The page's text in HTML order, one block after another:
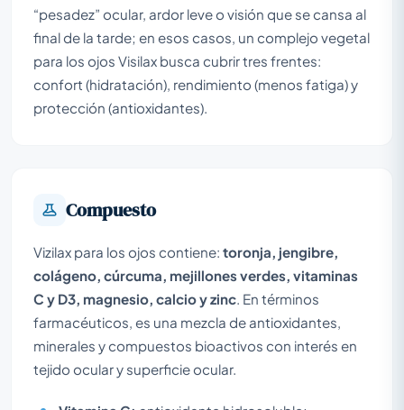
“pesadez” ocular, ardor leve o visión que se cansa al
final de la tarde; en esos casos, un complejo vegetal
para los ojos Visilax busca cubrir tres frentes:
confort (hidratación), rendimiento (menos fatiga) y
protección (antioxidantes).
Compuesto
Vizilax para los ojos contiene: toronja, jengibre,
colágeno, cúrcuma, mejillones verdes, vitaminas
C y D3, magnesio, calcio y zinc . En términos
farmacéuticos, es una mezcla de antioxidantes,
minerales y compuestos bioactivos con interés en
tejido ocular y superficie ocular.